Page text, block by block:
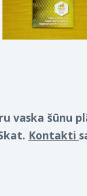
vaska šūnu
Kontakti